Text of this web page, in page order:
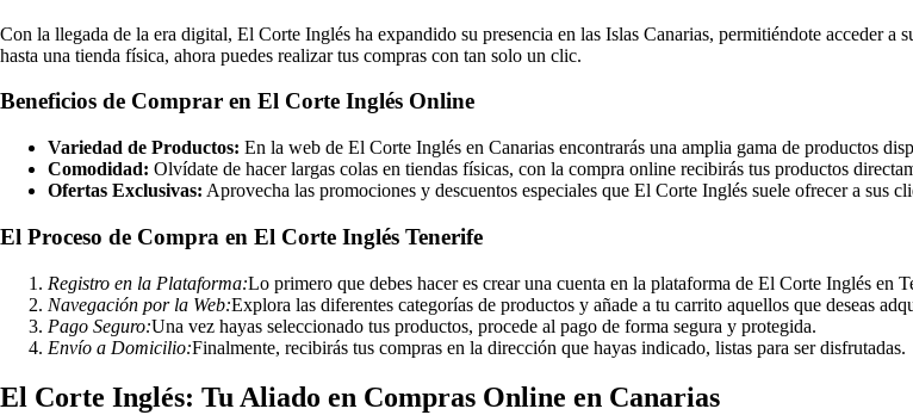
Con la llegada de la era digital, El Corte Inglés ha expandido su presencia en las Islas Canarias, permitiéndote acceder a
hasta una tienda física, ahora puedes realizar tus compras con tan solo un clic.
Beneficios de Comprar en El Corte Inglés Online
Variedad de Productos: En la web de El Corte Inglés en Canarias encontrarás una amplia gama de productos
Comodidad: Olvídate de hacer largas colas en tiendas físicas, con la compra online recibirás tus productos
Ofertas Exclusivas: Aprovecha las promociones y descuentos especiales que El Corte Inglés suele ofrecer a sus
El Proceso de Compra en El Corte Inglés Tenerife
Registro en la Plataforma:Lo primero que debes hacer es crear una cuenta en la plataforma de El Corte Inglés en
Navegación por la Web:Explora las diferentes categorías de productos y añade a tu carrito aquellos que deseas
Pago Seguro:Una vez hayas seleccionado tus productos, procede al pago de forma segura y protegida.
Envío a Domicilio:Finalmente, recibirás tus compras en la dirección que hayas indicado, listas para ser disfrutadas.
El Corte Inglés: Tu Aliado en Compras Online en Canarias